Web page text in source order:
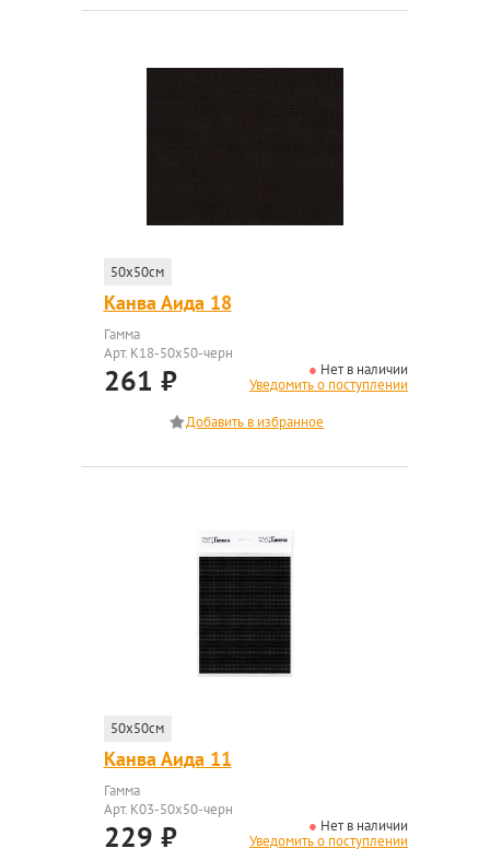
50x50см
Канва Аида 18
Гамма
Арт. K18-50x50-черн
261 ₽
Нет в наличии
Уведомить о поступлении
50x50см
Канва Аида 11
Гамма
Арт. K03-50x50-черн
229 ₽
Нет в наличии
Уведомить о поступлении